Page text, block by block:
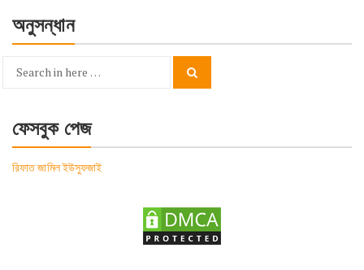
অনুসন্ধান
Search
ফেসবুক পেজ
রিফাত জামিল ইউসুফজাই